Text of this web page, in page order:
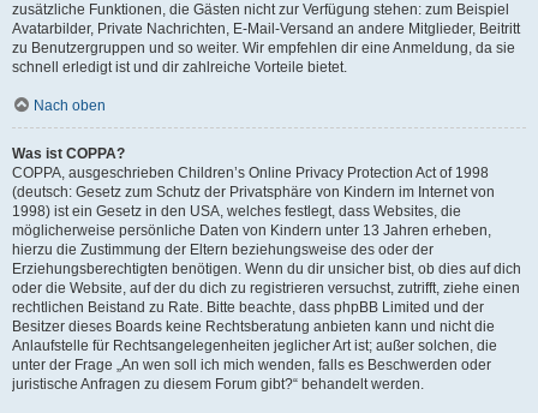
zusätzliche Funktionen, die Gästen nicht zur Verfügung stehen: zum Beispiel
Avatarbilder, Private Nachrichten, E-Mail-Versand an andere Mitglieder, Beitritt
zu Benutzergruppen und so weiter. Wir empfehlen dir eine Anmeldung, da sie
schnell erledigt ist und dir zahlreiche Vorteile bietet.
Nach oben
Was ist COPPA?
COPPA, ausgeschrieben Children’s Online Privacy Protection Act of 1998
(deutsch: Gesetz zum Schutz der Privatsphäre von Kindern im Internet von
1998) ist ein Gesetz in den USA, welches festlegt, dass Websites, die
möglicherweise persönliche Daten von Kindern unter 13 Jahren erheben,
hierzu die Zustimmung der Eltern beziehungsweise des oder der
Erziehungsberechtigten benötigen. Wenn du dir unsicher bist, ob dies auf dich
oder die Website, auf der du dich zu registrieren versuchst, zutrifft, ziehe einen
rechtlichen Beistand zu Rate. Bitte beachte, dass phpBB Limited und der
Besitzer dieses Boards keine Rechtsberatung anbieten kann und nicht die
Anlaufstelle für Rechtsangelegenheiten jeglicher Art ist; außer solchen, die
unter der Frage „An wen soll ich mich wenden, falls es Beschwerden oder
juristische Anfragen zu diesem Forum gibt?“ behandelt werden.